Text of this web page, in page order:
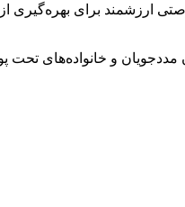
ارزشمند برای بهره‌گیری
و خانواده‌های تحت